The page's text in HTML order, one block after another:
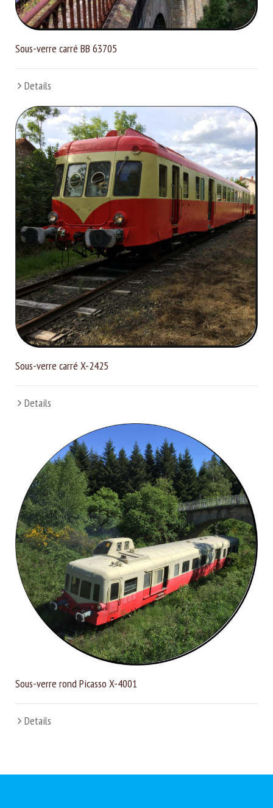
Sous-verre carré BB 63705
Details
Sous-verre carré X-2425
Details
Sous-verre rond Picasso X-4001
Details